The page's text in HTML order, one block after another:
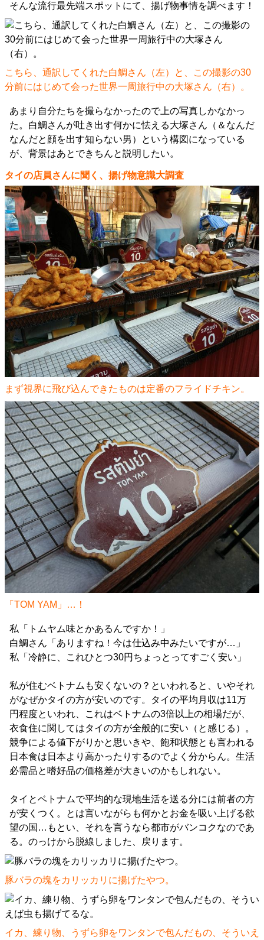
そんな流行最先端スポットにて、揚げ物事情を調べます！
こちら、通訳してくれた白鯛さん（左）と、この撮影の30
分前にはじめて会った世界一周旅行中の大塚さん（右）。
あまり自分たちを撮らなかったので上の写真しかなかっ
た。白鯛さんが吐き出す何かに怯える大塚さん（＆なんだ
なんだと顔を出す知らない男）という構図になっている
が、背景はあとできちんと説明したい。
タイの店員さんに聞く、揚げ物意識大調査
まず視界に飛び込んできたものは定番のフライドチキン。
「TOM YAM」…！
私「トムヤム味とかあるんですか！」
白鯛さん「ありますね！今は仕込み中みたいですが…」
私「冷静に、これひとつ30円ちょっとってすごく安い」
私が住むベトナムも安くないの？といわれると、いやそれ
がなぜかタイの方が安いのです。タイの平均月収は11万
円程度といわれ、これはベトナムの3倍以上の相場だが、
衣食住に関してはタイの方が全般的に安い（と感じる）。
競争による値下がりかと思いきや、飽和状態とも言われる
日本食は日本より高かったりするのでよく分からん。生活
必需品と嗜好品の価格差が大きいのかもしれない。
タイとベトナムで平均的な現地生活を送る分には前者の方
が安くつく。とは言いながらも何かとお金を吸い上げる欲
望の国…もとい、それを言うなら都市がバンコクなのであ
る。のっけから脱線しました、戻ります。
豚バラの塊をカリッカリに揚げたやつ。
イカ、練り物、うずら卵をワンタンで包んだもの、そういえ